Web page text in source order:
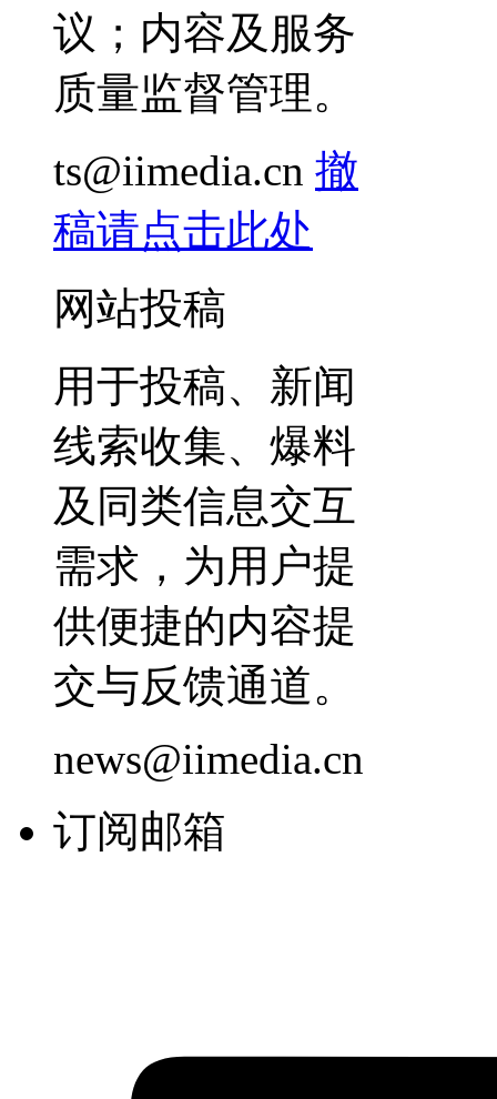
议；内容及服务
质量监督管理。
ts@iimedia.cn 撤
稿请点击此处
网站投稿
用于投稿、新闻
线索收集、爆料
及同类信息交互
需求，为用户提
供便捷的内容提
交与反馈通道。
news@iimedia.cn
订阅邮箱